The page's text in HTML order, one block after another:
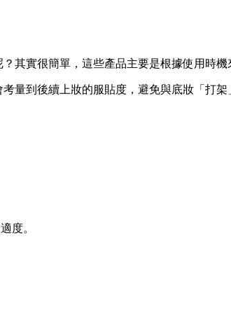
其實很簡單，這些產品主要是根據使用時機
量到後續上妝的服貼度，避免與底妝「打
度。